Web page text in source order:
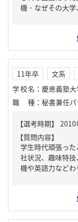
機・なぜその大
11年卒 文系
学校名 ： 慶應義塾
職種 ： 秘書兼任
【質問内容】
学生時代頑張っ
社状況、趣味特
機や英語力など